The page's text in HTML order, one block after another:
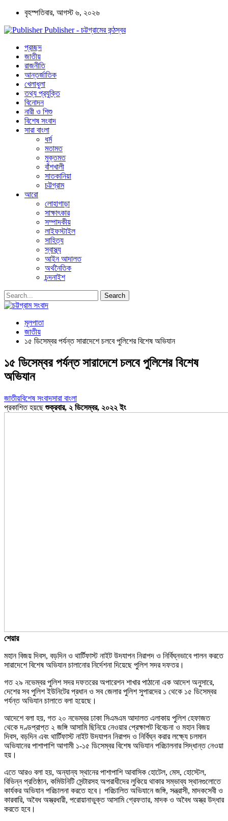
বৃহস্পতিবার, আগস্ট ৬, ২০২৬
Publisher - চট্টগ্রামের কন্ঠস্বর
প্রচ্ছদ
জাতীয়
রাজনীতি
আন্তর্জাতিক
খেলাধুলা
তথ্য প্রযুক্তি
বিনোদন
নারী ও শিশু
বিশেষ সংবাদ
সারা বাংলা
ধর্ম
মতামত
মুক্তমত
বাঁশখালী
সাতকানিয়া
চট্টগ্রাম
আরো
লোহাগাড়া
সাক্ষাৎকার
সম্পাদকীয়
লাইফস্টাইল
সাহিত্য
স্বাস্থ্য
আইন আদালত
অর্থনৈতিক
চন্দনাইশ
মূলপাতা
জাতীয়
১৫ ডিসেম্বর পর্যন্ত সারাদেশে চলবে পুলিশের বিশেষ অভিযান
১৫ ডিসেম্বর পর্যন্ত সারাদেশে চলবে পুলিশের বিশেষ
অভিযান
জাতীয়বিশেষ সংবাদসারা বাংলা
প্রকাশিত হয়ছেশুক্রবার, ২ ডিসেম্বর, ২০২২ ইং
শেয়ার
মহান বিজয় দিবস, বড়দিন ও থার্টিফাস্ট নাইট উদযাপন নিরাপদ ও নির্বিঘ্নভাবে পালন করতে
সারাদেশে বিশেষ অভিযান চালানোর নির্দেশনা দিয়েছে পুলিশ সদর দফতর।
গত ২৯ নভেম্বর পুলিশ সদর দফতরের অপারেশন শাখার পাঠানো এক আদেশ অনুসারে,
দেশের সব পুলিশ ইউনিটের প্রধান ও সব জেলার পুলিশ সুপারদের ১ থেকে ১৫ ডিসেম্বর
পর্যন্ত অভিযান চালাতে বলা হয়েছে।
আদেশে বলা হয়, গত ২০ নভেম্বর ঢাকা সিএমএম আদালত এলাকায় পুলিশ হেফাজত
থেকে দণ্ডপ্রাপ্ত ২ জঙ্গি আসামি ছিনিয়ে নেওয়ার প্রেক্ষাপট বিবেচনা ও মহান বিজয়
দিবস, বড়দিন এবং থার্টিফাস্ট নাইট উদযাপন নিরাপদ ও নির্বিঘ্ন করার লক্ষ্যে চলমান
অভিযানের পাশাপাশি আগামী ১-১৫ ডিসেম্বর বিশেষ অভিযান পরিচালনার সিদ্ধান্ত নেওয়া
হয়।
এতে আরও বলা হয়, অন্যান্য স্থানের পাশাপাশি আবাসিক হোটেল, মেস, হোস্টেল,
বিভিন্ন প্রতিষ্ঠান, কমিউনিটি সেন্টারসহ অপরাধীদের লুকিয়ে থাকার সম্ভাব্য স্থানগুলোতে
কার্যকর অভিযান পরিচালনা করতে হবে। পরিচালিত অভিযানে জঙ্গি, সন্ত্রাসী, মাদকসেবী ও
কারবারি, অবৈধ অস্ত্রধারী, পরোয়ানাভুক্ত আসামি গ্রেফতার, মাদক ও অবৈধ অস্ত্র উদ্ধার
করতে হবে।